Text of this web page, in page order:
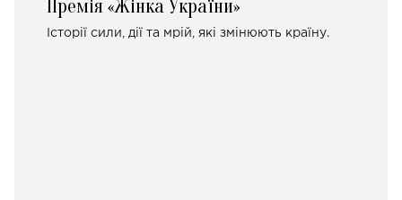
Премія «Жінка України»
Історії сили, дії та мрій, які змінюють країну.